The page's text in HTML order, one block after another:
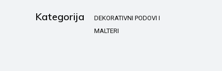
Kategorija
DEKORATIVNI PODOVI I
MALTERI